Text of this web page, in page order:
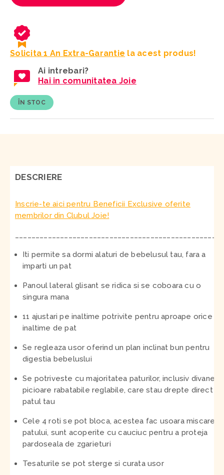
Solicita 1 An Extra-Garantie la acest produs!
Ai intrebari?
Hai in comunitatea Joie
ÎN STOC
DESCRIERE
Inscrie-te aici pentru Beneficii Exclusive oferite
membrilor din Clubul Joie!
Iti permite sa dormi alaturi de bebelusul tau, fara a
imparti un pat
Panoul lateral glisant se ridica si se coboara cu o
singura mana
11 ajustari pe inaltime potrivite pentru aproape orice
inaltime de pat
Se regleaza usor oferind un plan inclinat bun pentru
digestia bebeluslui
Se potriveste cu majoritatea paturilor, inclusiv divane,
picioare rabatabile reglabile, care stau drepte direct
patul tau
Cele 4 roti se pot bloca, acestea fac usoara miscarea
patului, sunt acoperite cu cauciuc pentru a proteja
pardoseala de zgarieturi
Tesaturile se pot sterge si curata usor